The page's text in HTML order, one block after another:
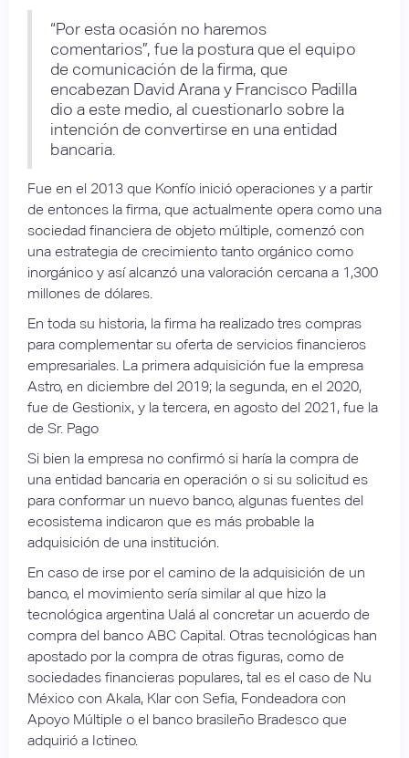
“Por esta ocasión no haremos
comentarios”, fue la postura que el equipo
de comunicación de la firma, que
encabezan David Arana y Francisco Padilla
dio a este medio, al cuestionarlo sobre la
intención de convertirse en una entidad
bancaria.
Fue en el 2013 que Konfío inició operaciones y a partir
de entonces la firma, que actualmente opera como una
sociedad financiera de objeto múltiple, comenzó con
una estrategia de crecimiento tanto orgánico como
inorgánico y así alcanzó una valoración cercana a 1,300
millones de dólares.
En toda su historia, la firma ha realizado tres compras
para complementar su oferta de servicios financieros
empresariales. La primera adquisición fue la empresa
Astro, en diciembre del 2019; la segunda, en el 2020,
fue de Gestionix, y la tercera, en agosto del 2021, fue la
de Sr. Pago
Si bien la empresa no confirmó si haría la compra de
una entidad bancaria en operación o si su solicitud es
para conformar un nuevo banco, algunas fuentes del
ecosistema indicaron que es más probable la
adquisición de una institución.
En caso de irse por el camino de la adquisición de un
banco, el movimiento sería similar al que hizo la
tecnológica argentina Ualá al concretar un acuerdo de
compra del banco ABC Capital. Otras tecnológicas han
apostado por la compra de otras figuras, como de
sociedades financieras populares, tal es el caso de Nu
México con Akala, Klar con Sefia, Fondeadora con
Apoyo Múltiple o el banco brasileño Bradesco que
adquirió a Ictineo.